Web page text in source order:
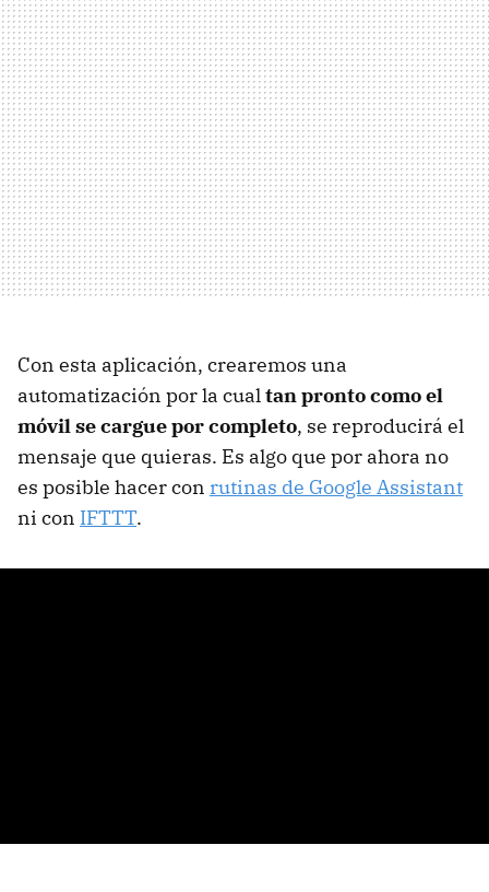
Con esta aplicación, crearemos una
automatización por la cualtan pronto como el
móvil se cargue por completo, se reproducirá el
mensaje que quieras. Es algo que por ahora no
es posible hacer con rutinas de Google Assistant
ni con IFTTT.